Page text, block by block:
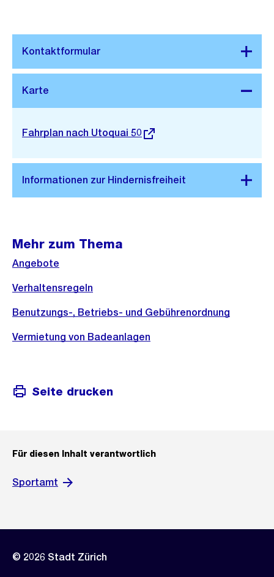
Stadtplan 3D
Externer
Fahrplan nach Utoquai 50
Mehr zum Thema
Angebote
Verhaltensregeln
Benutzungs-, Betriebs- und Gebührenordnung
Vermietung von Badeanlagen
Seite drucken
Für diesen Inhalt verantwortlich
Sportamt
© 2026 Stadt Zürich